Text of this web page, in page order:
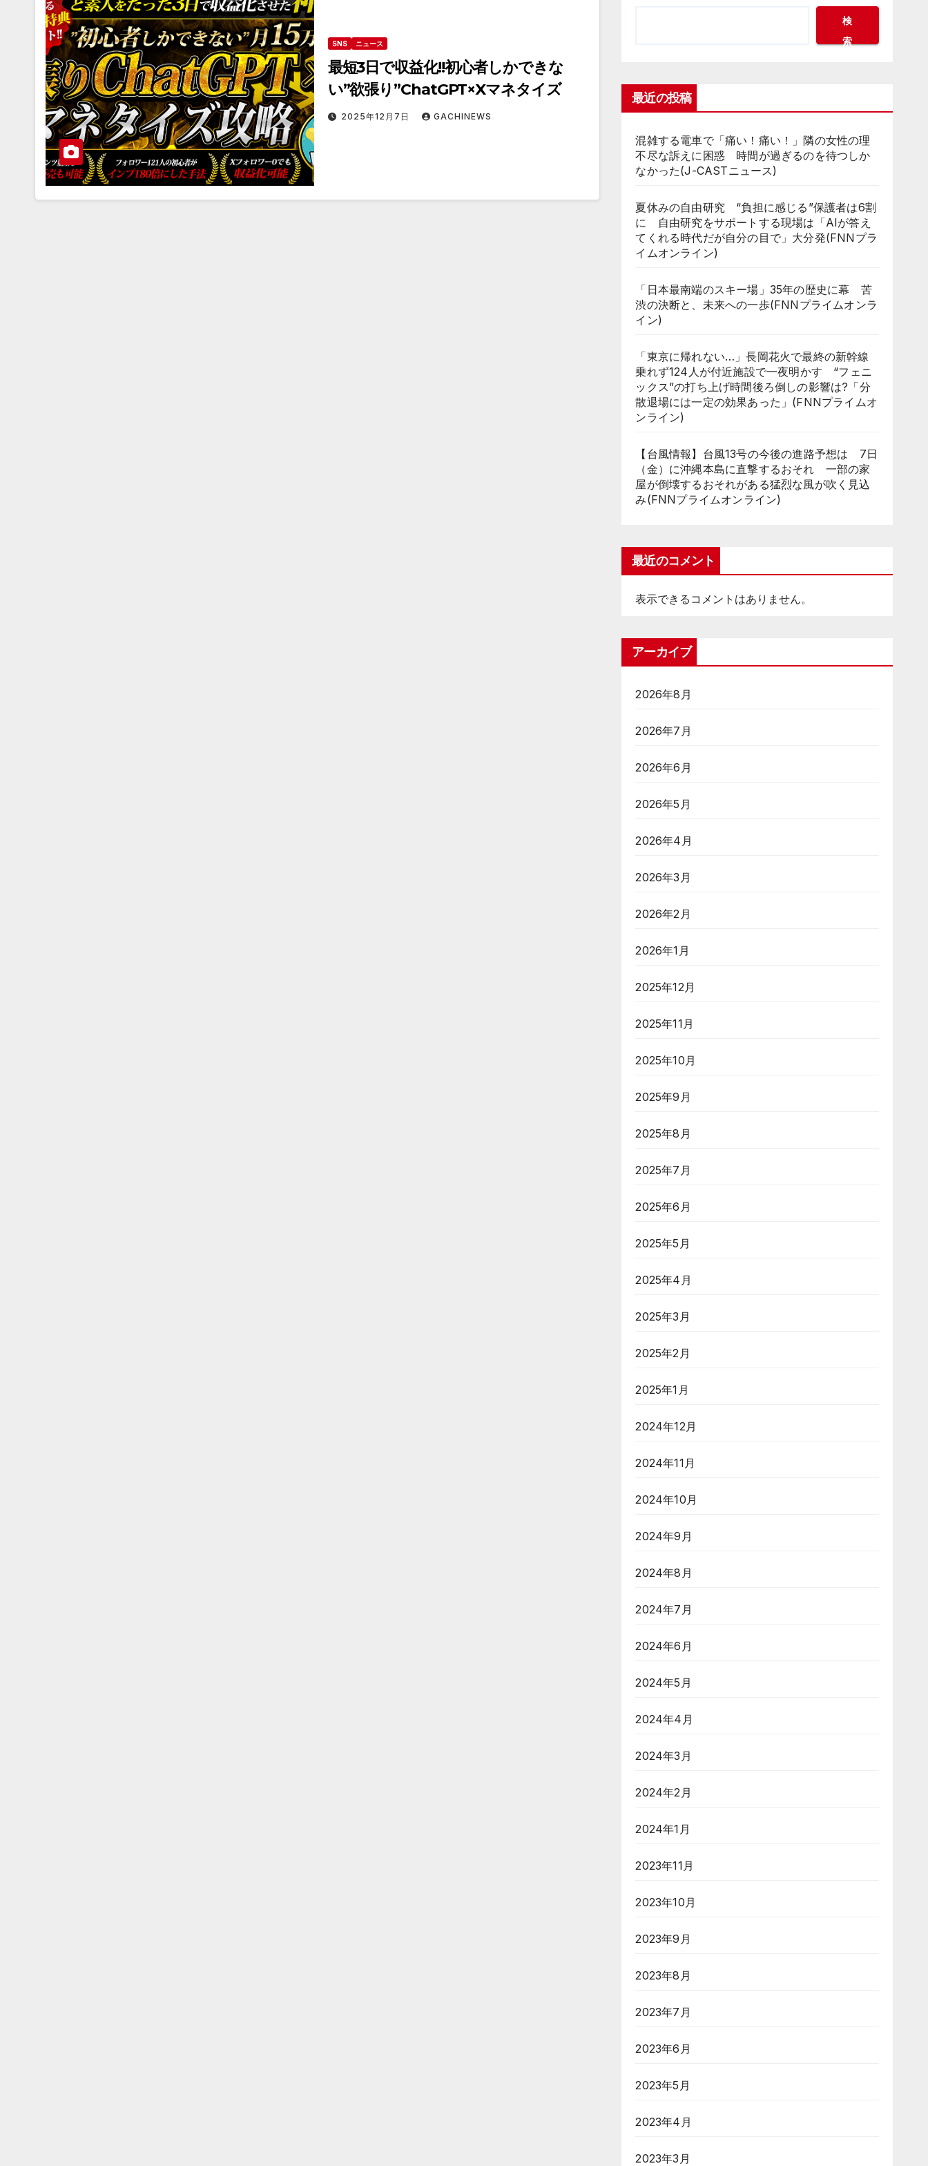
SNS ニュース
最短3日で収益化!!初心者しかできな
い”欲張り”ChatGPT×Xマネタイズ
2025年12月7日 GACHINEWS
検
索
最近の投稿
混雑する電車で「痛い！痛い！」隣の女性の理
不尽な訴えに困惑 時間が過ぎるのを待つしか
なかった(J-CASTニュース)
夏休みの自由研究 “負担に感じる”保護者は6割
に 自由研究をサポートする現場は「AIが答え
てくれる時代だが自分の目で」大分発(FNNプラ
イムオンライン)
「日本最南端のスキー場」35年の歴史に幕 苦
渋の決断と、未来への一歩(FNNプライムオンラ
イン)
「東京に帰れない…」長岡花火で最終の新幹線
乗れず124人が付近施設で一夜明かす “フェニ
ックス”の打ち上げ時間後ろ倒しの影響は?「分
散退場には一定の効果あった」(FNNプライムオ
ンライン)
【台風情報】台風13号の今後の進路予想は 7日
（金）に沖縄本島に直撃するおそれ 一部の家
屋が倒壊するおそれがある猛烈な風が吹く見込
み(FNNプライムオンライン)
最近のコメント
表示できるコメントはありません。
アーカイブ
2026年8月
2026年7月
2026年6月
2026年5月
2026年4月
2026年3月
2026年2月
2026年1月
2025年12月
2025年11月
2025年10月
2025年9月
2025年8月
2025年7月
2025年6月
2025年5月
2025年4月
2025年3月
2025年2月
2025年1月
2024年12月
2024年11月
2024年10月
2024年9月
2024年8月
2024年7月
2024年6月
2024年5月
2024年4月
2024年3月
2024年2月
2024年1月
2023年11月
2023年10月
2023年9月
2023年8月
2023年7月
2023年6月
2023年5月
2023年4月
2023年3月